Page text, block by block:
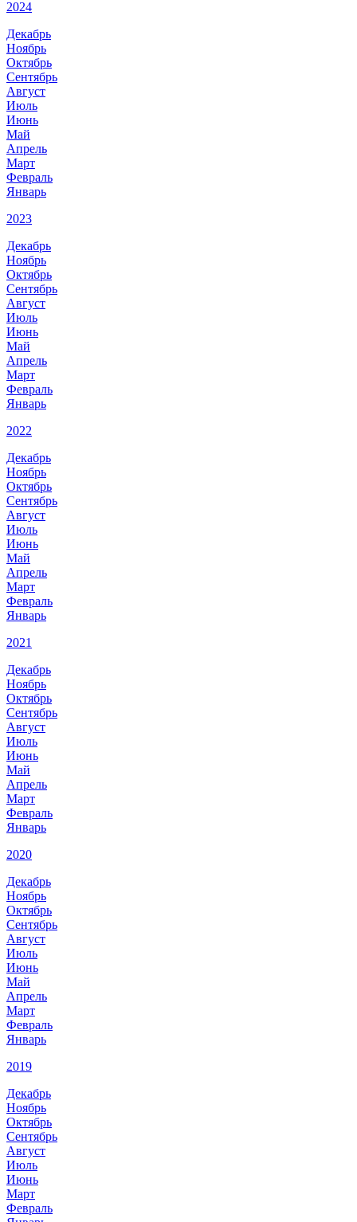
2024
Декабрь
Ноябрь
Октябрь
Сентябрь
Август
Июль
Июнь
Май
Апрель
Март
Февраль
Январь
2023
Декабрь
Ноябрь
Октябрь
Сентябрь
Август
Июль
Июнь
Май
Апрель
Март
Февраль
Январь
2022
Декабрь
Ноябрь
Октябрь
Сентябрь
Август
Июль
Июнь
Май
Апрель
Март
Февраль
Январь
2021
Декабрь
Ноябрь
Октябрь
Сентябрь
Август
Июль
Июнь
Май
Апрель
Март
Февраль
Январь
2020
Декабрь
Ноябрь
Октябрь
Сентябрь
Август
Июль
Июнь
Май
Апрель
Март
Февраль
Январь
2019
Декабрь
Ноябрь
Октябрь
Сентябрь
Август
Июль
Июнь
Март
Февраль